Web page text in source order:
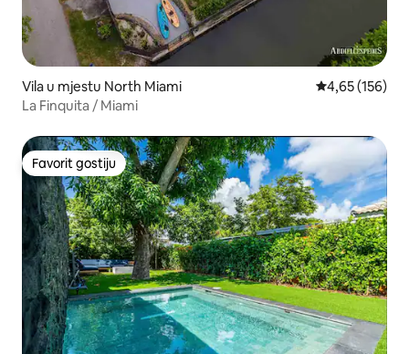
Vila u mjestu North Miami Prosječna
4,65 (156)
La Finquita / Miami
Favorit gostiju
Favorit gostiju